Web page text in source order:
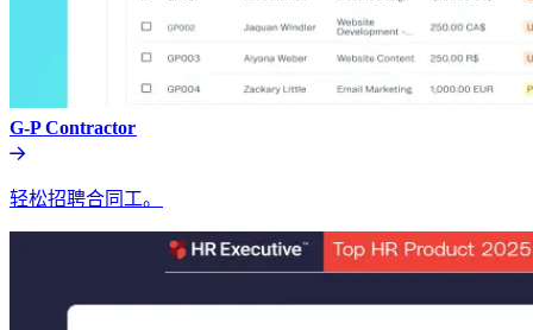
G-P Contractor​​
轻松招聘合同工。​​